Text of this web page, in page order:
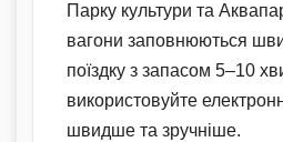
Парку культури та
вагони заповнюються
поїздку з запасом 5–10
використовуйте
швидше та зручніше.